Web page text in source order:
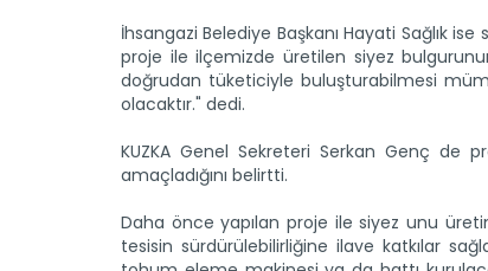
İhsangazi Belediye Başkanı Hayati Sağlık
proje ile ilçemizde üretilen siyez
doğrudan tüketiciyle buluşturabilmesi
olacaktır." dedi.
KUZKA Genel Sekreteri Serkan Genç de
amaçladığını belirtti.
Daha önce yapılan proje ile siyez unu
tesisin sürdürülebilirliğine ilave katkılar